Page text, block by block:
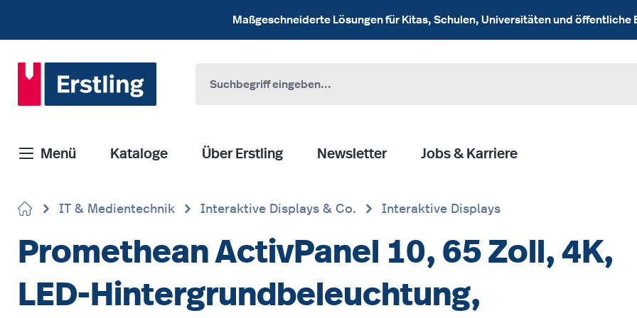
Maßgeschneiderte Lösungen für Kitas, Schulen, Universitäten und öffentliche
Menü Kataloge Über Erstling Newsletter Jobs & Karriere
IT & Medientechnik Interaktive Displays & Co. Interaktive Displays
Promethean ActivPanel 10, 65 Zoll, 4K,
LED-Hintergrundbeleuchtung,